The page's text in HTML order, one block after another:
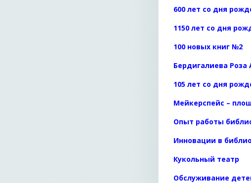
600 лет со дня
1150 лет со дня
100 новых книг №2
Бердигалиева Роза
105 лет со дня
Мейкерспейс –
Опыт работы
Инновации в
Кукольный театр
Обслуживание